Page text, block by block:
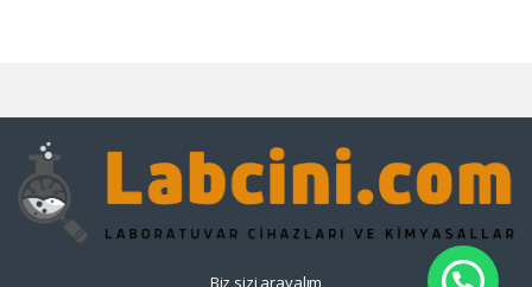
Biz sizi arayalım